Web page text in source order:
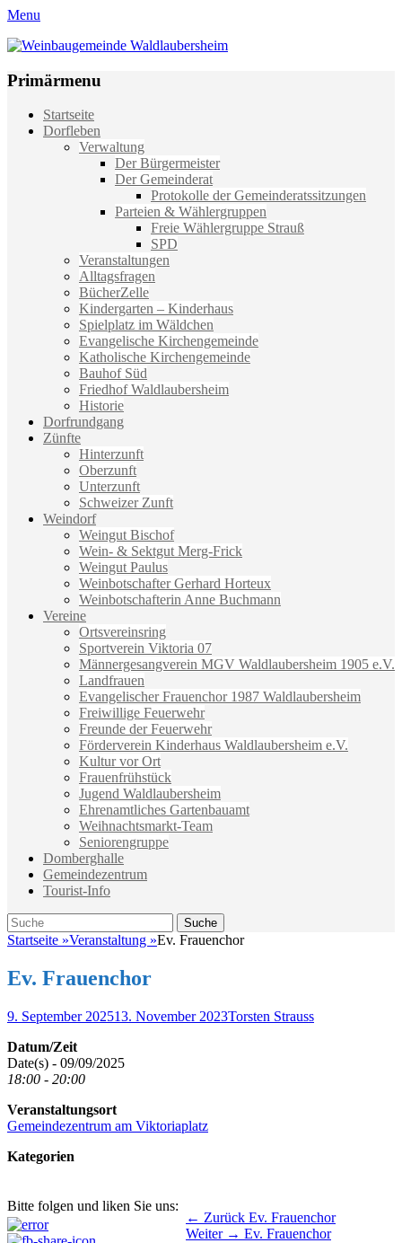
Menu
Weinbaugemeinde Waldlaubersheim
Primärmenu
Weiter
zum
Startseite
Dorfleben
Verwaltung
Der Bürgermeister
Der Gemeinderat
Protokolle der Gemeinderatssitzungen
Parteien & Wählergruppen
Freie Wählergruppe Strauß
SPD
Veranstaltungen
Alltagsfragen
BücherZelle
Kindergarten – Kinderhaus
Spielplatz im Wäldchen
Evangelische Kirchengemeinde
Katholische Kirchengemeinde
Bauhof Süd
Friedhof Waldlaubersheim
Historie
Dorfrundgang
Zünfte
Hinterzunft
Oberzunft
Unterzunft
Schweizer Zunft
Weindorf
Weingut Bischof
Wein- & Sektgut Merg-Frick
Weingut Paulus
Weinbotschafter Gerhard Horteux
Weinbotschafterin Anne Buchmann
Vereine
Ortsvereinsring
Sportverein Viktoria 07
Männergesangverein MGV Waldlaubersheim 1905 e.V.
Landfrauen
Evangelischer Frauenchor 1987 Waldlaubersheim
Freiwillige Feuerwehr
Freunde der Feuerwehr
Förderverein Kinderhaus Waldlaubersheim e.V.
Kultur vor Ort
Frauenfrühstück
Jugend Waldlaubersheim
Ehrenamtliches Gartenbauamt
Weihnachtsmarkt-Team
Seniorengruppe
Domberghalle
Gemeindezentrum
Tourist-Info
Suche
Suche
nach:
Startseite »Veranstaltung »Ev. Frauenchor
Ev. Frauenchor
Veröffentlicht
9. September 202513. November 2023Autor
Torsten Strauss
Datum/Zeit
Date(s) - 09/09/2025
18:00 - 20:00
Veranstaltungsort
Gemeindezentrum am Viktoriaplatz
Kategorien
Bitte folgen und liken Sie uns:
Beitragsnavigation ← Zurück Vorhergehender
Beitrag:
Ev. Frauenchor
Weiter → Nächster
Ev. Frauenchor